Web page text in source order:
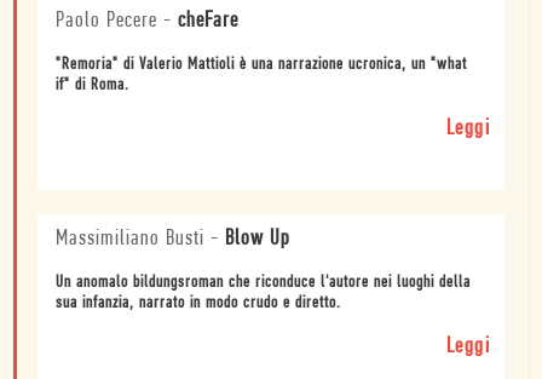
Paolo Pecere - cheFare
"Remoria" di Valerio Mattioli è una narrazione ucronica, un "what
if" di Roma.
Leggi
Massimiliano Busti - Blow Up
Un anomalo bildungsroman che riconduce l'autore nei luoghi della
sua infanzia, narrato in modo crudo e diretto.
Leggi